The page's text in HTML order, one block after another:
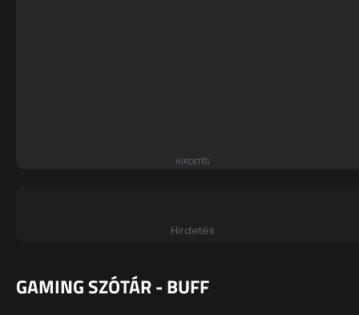
Hirdetés
GAMING SZÓTÁR - BUFF